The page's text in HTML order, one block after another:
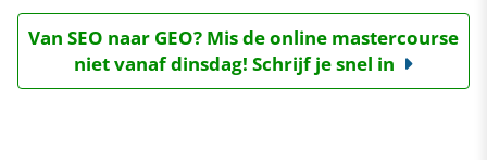
Van SEO naar GEO? Mis de online mastercourse
niet vanaf dinsdag! Schrijf je snel in